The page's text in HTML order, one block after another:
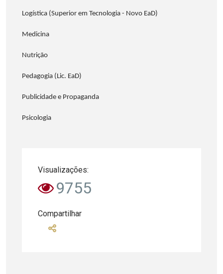
Logística (Superior em Tecnologia - Novo EaD)
Medicina
Nutrição
Pedagogia (Lic. EaD)
Publicidade e Propaganda
Psicologia
Visualizações:
9755
Compartilhar